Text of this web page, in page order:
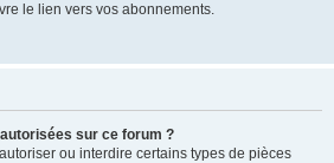
le lien vers vos abonnements.
sur ce forum ?
ou interdire certains types de pièces